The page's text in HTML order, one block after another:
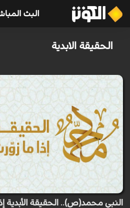
البث
الحقيقة الابدية
النبي محمد(ص).. الحقيقة الأبدية